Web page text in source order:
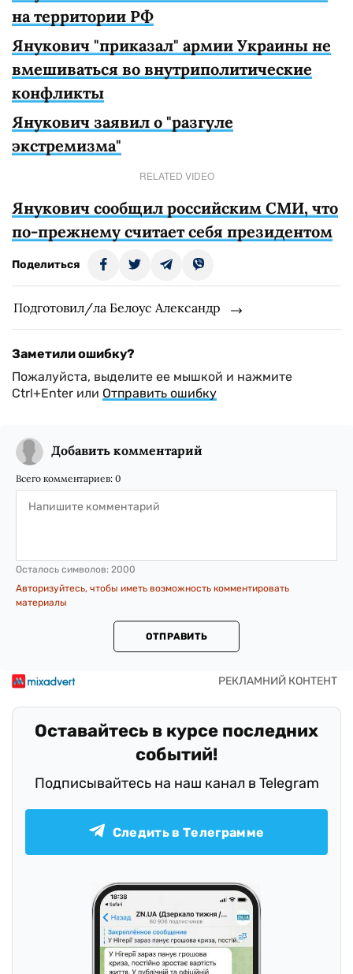
на территории РФ
Янукович "приказал" армии Украины не
вмешиваться во внутриполитические
конфликты
Янукович заявил о "разгуле
экстремизма"
RELATED VIDEO
Янукович сообщил российским СМИ, что
по-прежнему считает себя президентом
Поделиться
Подготовил/ла Белоус Александр
Заметили ошибку?
Пожалуйста, выделите ее мышкой и нажмите
Ctrl+Enter или Отправить ошибку
Добавить комментарий
Всего комментариев: 0
Осталось символов: 2000
Авторизуйтесь, чтобы иметь возможность комментировать
материалы
ОТПРАВИТЬ
Оставайтесь в курсе последних
событий!
Подписывайтесь на наш канал в Telegram
Следить в Телеграмме